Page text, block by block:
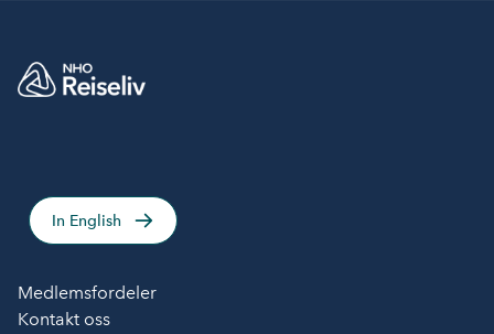
In English
Medlemsfordeler
Kontakt oss